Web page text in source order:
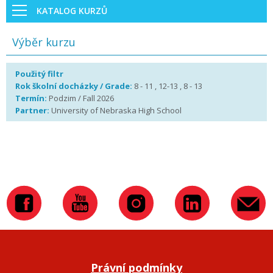
KATALOG KURZŮ
Výběr kurzu
Použitý filtr
Rok školní docházky / Grade: 8 - 11 , 12-13 , 8 - 13
Termín: Podzim / Fall 2026
Partner: University of Nebraska High School
Právní podmínky